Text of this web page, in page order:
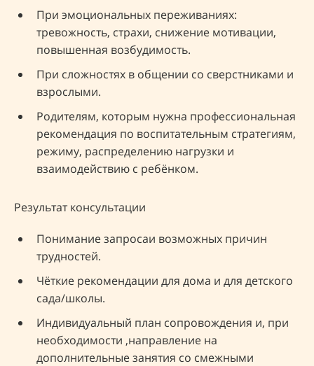
При эмоциональных переживаниях:
тревожность, страхи, снижение мотивации,
повышенная возбудимость.
При сложностях в общении со сверстниками и
взрослыми.
Родителям, которым нужна профессиональная
рекомендация по воспитательным стратегиям,
режиму, распределению нагрузки и
взаимодействию с ребёнком.
Результат консультации
Понимание запросаи возможных причин
трудностей.
Чёткие рекомендации для дома и для детского
сада/школы.
Индивидуальный план сопровождения и, при
необходимости ,направление на
дополнительные занятия со смежными